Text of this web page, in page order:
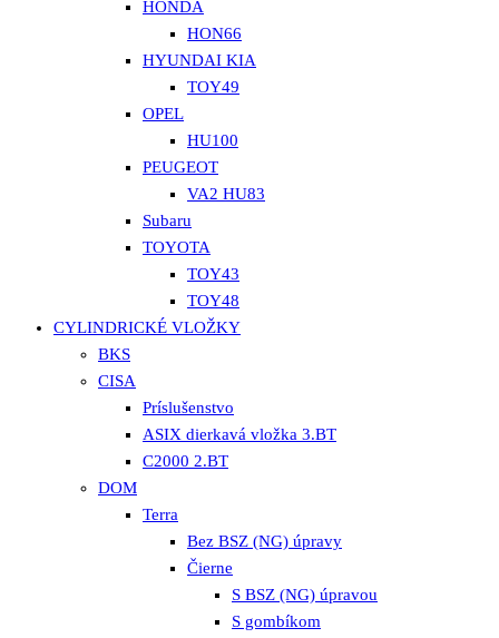
HONDA
HON66
HYUNDAI KIA
TOY49
OPEL
HU100
PEUGEOT
VA2 HU83
Subaru
TOYOTA
TOY43
TOY48
CYLINDRICKÉ VLOŽKY
BKS
CISA
Príslušenstvo
ASIX dierkavá vložka 3.BT
C2000 2.BT
DOM
Terra
Bez BSZ (NG) úpravy
Čierne
S BSZ (NG) úpravou
S gombíkom